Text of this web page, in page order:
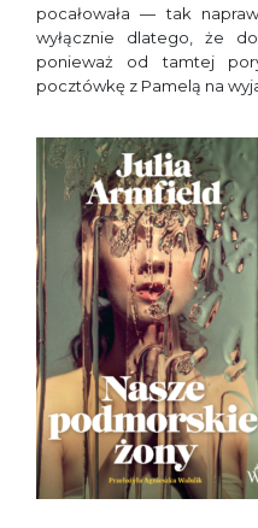
pocałowała — tak
wyłącznie dlatego, że
ponieważ od tamtej
pocztówkę z Pamelą na